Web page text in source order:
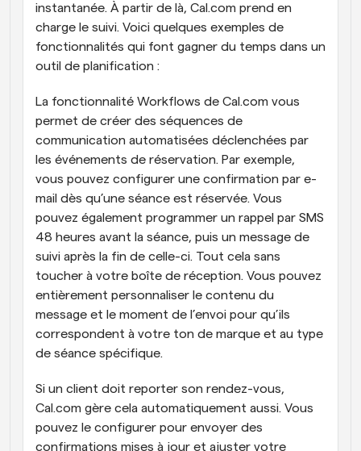
instantanée. À partir de là, Cal.com prend en
charge le suivi. Voici quelques exemples de
fonctionnalités qui font gagner du temps dans un
outil de planification :
La fonctionnalité Workflows de Cal.com vous
permet de créer des séquences de
communication automatisées déclenchées par
les événements de réservation. Par exemple,
vous pouvez configurer une confirmation par e-
mail dès qu’une séance est réservée. Vous
pouvez également programmer un rappel par SMS
48 heures avant la séance, puis un message de
suivi après la fin de celle-ci. Tout cela sans
toucher à votre boîte de réception. Vous pouvez
entièrement personnaliser le contenu du
message et le moment de l’envoi pour qu’ils
correspondent à votre ton de marque et au type
de séance spécifique.
Si un client doit reporter son rendez-vous,
Cal.com gère cela automatiquement aussi. Vous
pouvez le configurer pour envoyer des
confirmations mises à jour et ajuster votre